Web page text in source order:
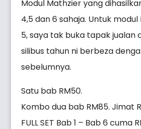
Modul Mathzier yang
4,5 dan 6 sahaja. Untuk
5, saya tak buka tapak jualan
silibus tahun ni berbeza
sebelumnya.
Satu bab RM50.
Kombo dua bab RM85. Jimat
FULL SET Bab 1 – Bab 6 cuma